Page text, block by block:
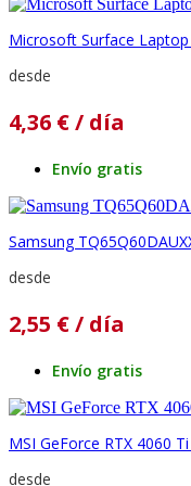
Microsoft Surface Laptop
desde
4,36 €/ día
Envío gratis
Samsung
desde
2,55 €/ día
Envío gratis
MSI GeForce RTX 4060
desde